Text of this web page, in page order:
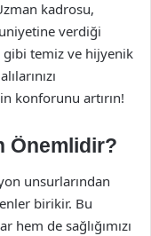
kadrosu,
verdiği
gibi temiz ve hijyenik
konforunu artırın!
Önemlidir?
unsurlarından
birikir. Bu
de sağlığımızı